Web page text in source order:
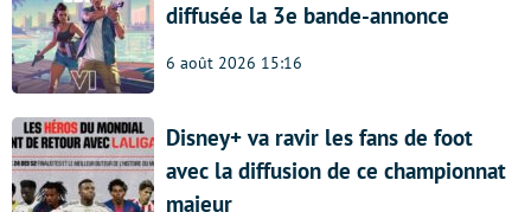
diffusée la 3e bande-annonce
6 août 2026 15:16
Disney+ va ravir les fans de foot
avec la diffusion de ce championnat
majeur